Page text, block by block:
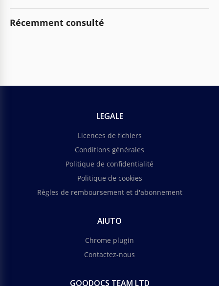
Récemment consulté
LEGALE
Licences de fichiers
Conditions générales
Politique de confidentialité
Politique de cookies
Règles de remboursement et d'abonnement
AIUTO
Chrome plugin
Contactez-nous
GOODOCS TEAM LTD